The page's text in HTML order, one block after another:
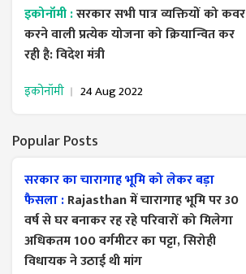
इकोनॉमी :सरकार सभी पात्र व्यक्तियों को कवर
करने वाली प्रत्येक योजना को क्रियान्वित कर
रही है: विदेश मंत्री
इकोनॉमी 24 Aug 2022
Popular Posts
सरकार का चारागाह भूमि को लेकर बड़ा
फैसला :Rajasthan में चारागाह भूमि पर 30
वर्ष से घर बनाकर रह रहे परिवारों को मिलेगा
अधिकतम 100 वर्गमीटर का पट्टा, सिरोही
विधायक ने उठाई थी मांग